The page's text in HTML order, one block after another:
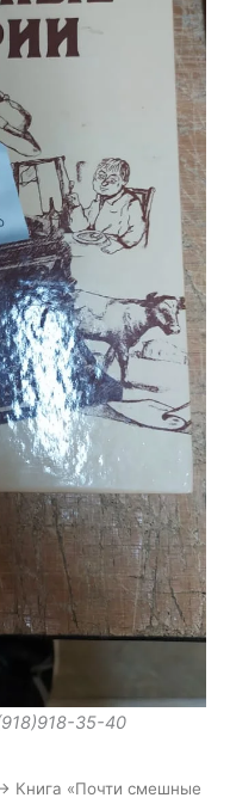
35-40
Книга «Почти смешные